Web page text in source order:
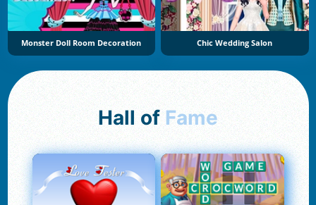
Monster Doll Room Decoration Chic Wedding Salon
Hall of Fame